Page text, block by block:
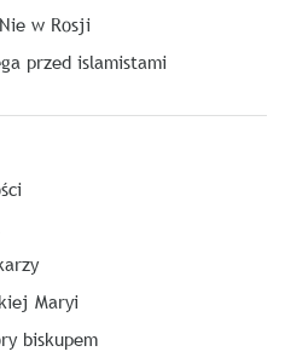
w Rosji
przed islamistami
Maryi
biskupem